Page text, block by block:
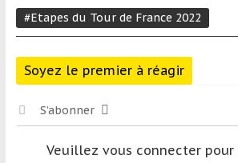
#Etapes du Tour de France 2022
Soyez le premier à réagir
S’abonner
Veuillez vous connecter